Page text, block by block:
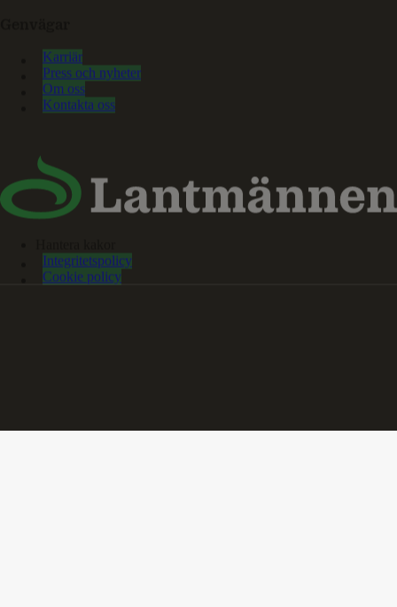
Karriär
Press och nyheter
Om oss
Kontakta oss
Integritetspolicy
Cookie policy